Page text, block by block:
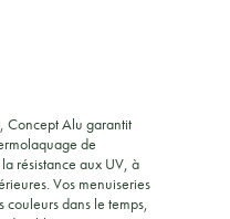
Alu garantit
de
résistance aux UV, à
Vos menuiseries
couleurs dans le temps,